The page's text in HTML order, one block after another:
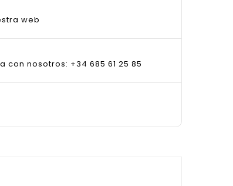
web
nosotros: +34 685 61 25 85